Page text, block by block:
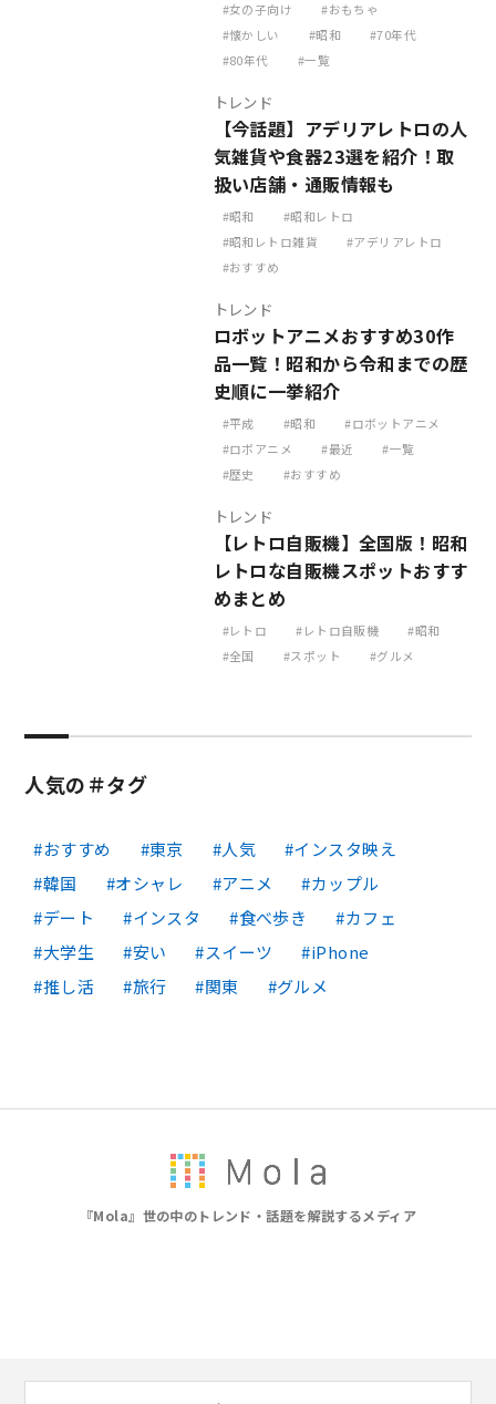
女の子向け
おもちゃ
懐かしい
昭和
70年代
80年代
一覧
トレンド
【今話題】アデリアレトロの人
気雑貨や食器23選を紹介！取
扱い店舗・通販情報も
昭和
昭和レトロ
昭和レトロ雑貨
アデリアレトロ
おすすめ
トレンド
ロボットアニメおすすめ30作
品一覧！昭和から令和までの歴
史順に一挙紹介
平成 昭和
ロボットアニメ
ロボアニメ
最近
一覧
歴史
おすすめ
トレンド
【レトロ自販機】全国版！昭和
レトロな自販機スポットおすす
めまとめ
レトロ レトロ自販機
昭和
全国
スポット グルメ
人気の＃タグ
おすすめ 東京 人気
インスタ映え
韓国
オシャレ アニメ
カップル
デート
インスタ 食べ歩き
カフェ
大学生
安い スイーツ
iPhone
推し活
旅行 関東 グルメ
『Mola』世の中のトレンド・話題を解説するメディア